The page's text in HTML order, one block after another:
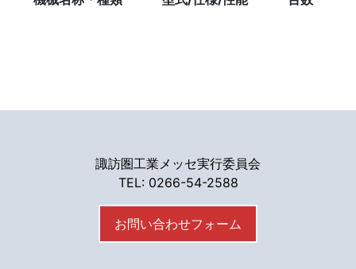
諏訪圏工業メッセ実行委員会
TEL: 0266-54-2588
お問い合わせフォーム